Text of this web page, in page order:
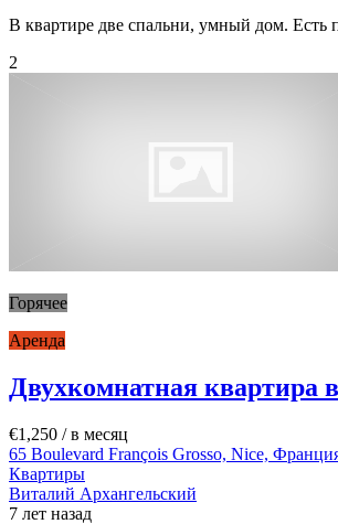
В квартире две спальни, умный дом. Есть
2
Горячее
Аренда
Двухкомнатная квартира
€1,250 / в месяц
65 Boulevard François Grosso, Nice,
Квартиры
Виталий Архангельский
7 лет назад